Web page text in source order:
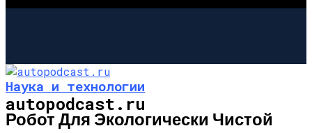
autopodcast.ru
Наука и технологии
Робот Для Экологически Чистой